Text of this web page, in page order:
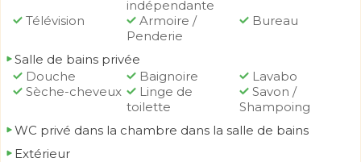
indépendante
Télévision
Armoire /
Penderie
Bureau
Salle de bains privée
Douche
Baignoire
Lavabo
Sèche-cheveux
Linge de
toilette
Savon /
Shampoing
WC privé dans la chambre dans la salle de bains
Extérieur